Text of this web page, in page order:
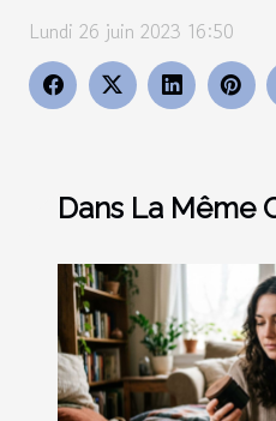
Lundi 26 juin 2023 16:50
Dans La Même